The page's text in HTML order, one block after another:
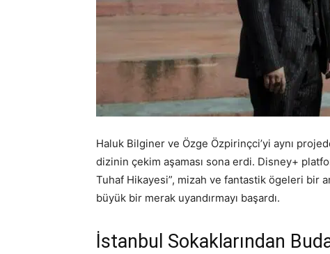
Haluk Bilginer ve Özge Özpirinçci’yi aynı
dizinin çekim aşaması sona erdi. Disney+
Tuhaf Hikayesi”, mizah ve fantastik ögeleri bir
büyük bir merak uyandırmayı başardı.
İstanbul Sokaklarından